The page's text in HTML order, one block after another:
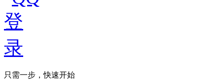
只需一步，快速开始